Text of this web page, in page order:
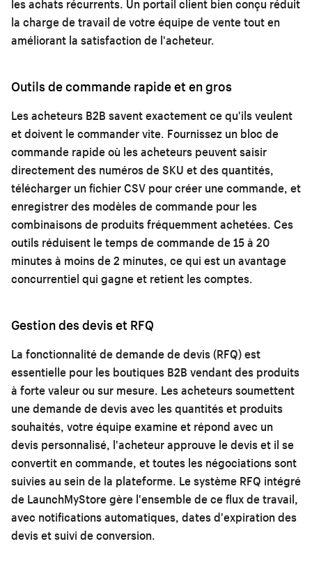
les achats récurrents. Un portail client bien conçu réduit
la charge de travail de votre équipe de vente tout en
améliorant la satisfaction de l'acheteur.
Outils de commande rapide et en gros
Les acheteurs B2B savent exactement ce qu'ils veulent
et doivent le commander vite. Fournissez un bloc de
commande rapide où les acheteurs peuvent saisir
directement des numéros de SKU et des quantités,
télécharger un fichier CSV pour créer une commande, et
enregistrer des modèles de commande pour les
combinaisons de produits fréquemment achetées. Ces
outils réduisent le temps de commande de 15 à 20
minutes à moins de 2 minutes, ce qui est un avantage
concurrentiel qui gagne et retient les comptes.
Gestion des devis et RFQ
La fonctionnalité de demande de devis (RFQ) est
essentielle pour les boutiques B2B vendant des produits
à forte valeur ou sur mesure. Les acheteurs soumettent
une demande de devis avec les quantités et produits
souhaités, votre équipe examine et répond avec un
devis personnalisé, l'acheteur approuve le devis et il se
convertit en commande, et toutes les négociations sont
suivies au sein de la plateforme. Le système RFQ intégré
de LaunchMyStore gère l'ensemble de ce flux de travail,
avec notifications automatiques, dates d'expiration des
devis et suivi de conversion.